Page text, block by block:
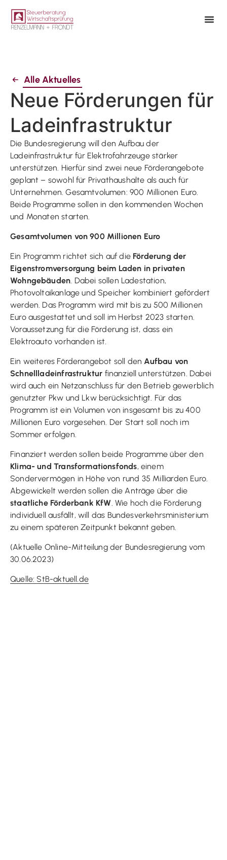
Alle Aktuelles
Neue Förderungen für
Ladeinfrastruktur
Die Bundesregierung will den Aufbau der
Ladeinfrastruktur für Elektrofahrzeuge stärker
unterstützen. Hierfür sind zwei neue Förderangebote
geplant – sowohl für Privathaushalte als auch für
Unternehmen. Gesamtvolumen: 900 Millionen Euro.
Beide Programme sollen in den kommenden Wochen
und Monaten starten.
Gesamtvolumen von 900 Millionen Euro
Ein Programm richtet sich auf die Förderung der
Eigenstromversorgung beim Laden in privaten
Wohngebäuden . Dabei sollen Ladestation,
Photovoltaikanlage und Speicher kombiniert gefördert
werden. Das Programm wird mit bis zu 500 Millionen
Euro ausgestattet und soll im Herbst 2023 starten.
Voraussetzung für die Förderung ist, dass ein
Elektroauto vorhanden ist.
Ein weiteres Förderangebot soll den Aufbau von
Schnellladeinfrastruktur finanziell unterstützen. Dabei
wird auch ein Netzanschluss für den Betrieb gewerblich
genutzter Pkw und Lkw berücksichtigt. Für das
Programm ist ein Volumen von insgesamt bis zu 400
Millionen Euro vorgesehen. Der Start soll noch im
Sommer erfolgen.
Finanziert werden sollen beide Programme über den
Klima- und Transformationsfonds, einem
Sondervermögen in Höhe von rund 35 Milliarden Euro.
Abgewickelt werden sollen die Anträge über die
staatliche Förderbank KfW . Wie hoch die Förderung
individuell ausfällt, will das Bundesverkehrsministerium
zu einem späteren Zeitpunkt bekannt geben.
(Aktuelle Online-Mitteilung der Bundesregierung vom
30.06.2023)
Quelle: StB-aktuell.de